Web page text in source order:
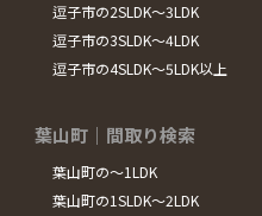
逗子市の2SLDK～3LDK
逗子市の3SLDK～4LDK
逗子市の4SLDK～5LDK以上
葉山町｜間取り検索
葉山町の～1LDK
葉山町の1SLDK～2LDK